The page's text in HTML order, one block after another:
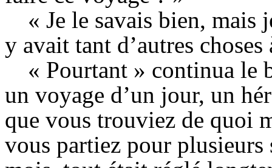
« Je le savais bien, mais
y avait tant d’autres
« Pourtant » continua le
un voyage d’un jour, un
que vous trouviez de quoi
vous partiez pour plusieurs